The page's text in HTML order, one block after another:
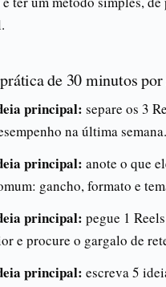
de 30 minutos por
principal: separe os 3
na última semana.
principal: anote o que
gancho, formato e
principal: pegue 1
e procure o gargalo de
principal: escreva 5